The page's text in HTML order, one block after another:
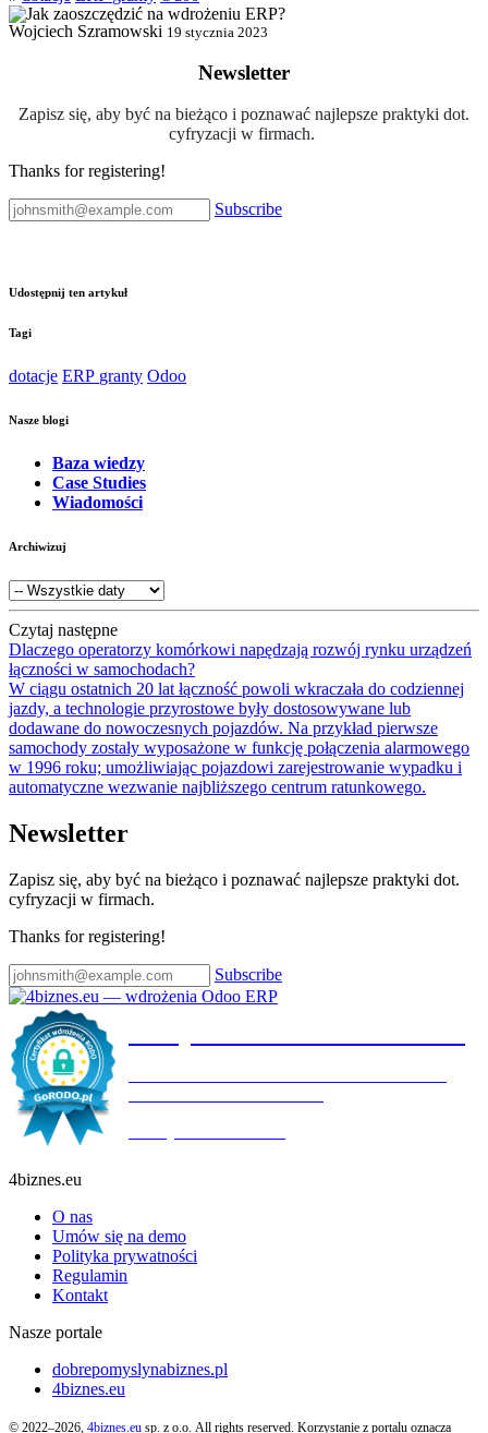
Wojciech Szramowski 19 stycznia 2023
Newsletter
Zapisz się, aby być na bieżąco i poznawać najlepsze praktyki dot.
cyfryzacji w firmach.
Thanks for registering!
Subscribe
Udostępnij ten artykuł
Tagi
dotacje ERP granty Odoo
Nasze blogi
Baza wiedzy
Case Studies
Wiadomości
Archiwizuj
Czytaj następne
Dlaczego operatorzy komórkowi napędzają rozwój rynku urządzeń
łączności w samochodach?
W ciągu ostatnich 20 lat łączność powoli wkraczała do codziennej
jazdy, a technologie przyrostowe były dostosowywane lub
dodawane do nowoczesnych pojazdów. Na przykład pierwsze
samochody zostały wyposażone w funkcję połączenia alarmowego
w 1996 roku; umożliwiając pojazdowi zarejestrowanie wypadku i
automatyczne wezwanie najbliższego centrum ratunkowego.
Newsletter
Zapisz się, aby być na bieżąco i poznawać najlepsze praktyki dot.
cyfryzacji w firmach.
Thanks for registering!
Subscribe
4biznes.eu
O nas
Umów się na demo
Polityka prywatności
Regulamin
Kontakt
Nasze portale
dobrepomyslynabiznes.pl
4biznes.eu
© 2022–2026, 4biznes.eu sp. z o.o. All rights reserved. Korzystanie z portalu oznacza